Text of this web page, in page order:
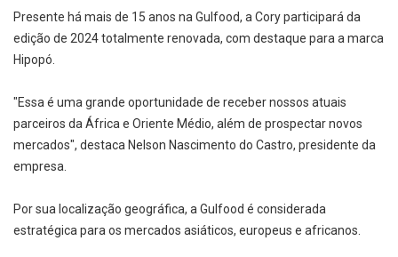
Presente há mais de 15 anos na Gulfood, a Cory participará da
edição de 2024 totalmente renovada, com destaque para a marca
Hipopó.
"Essa é uma grande oportunidade de receber nossos atuais
parceiros da África e Oriente Médio, além de prospectar novos
mercados", destaca Nelson Nascimento do Castro, presidente da
empresa.
Por sua localização geográfica, a Gulfood é considerada
estratégica para os mercados asiáticos, europeus e africanos.